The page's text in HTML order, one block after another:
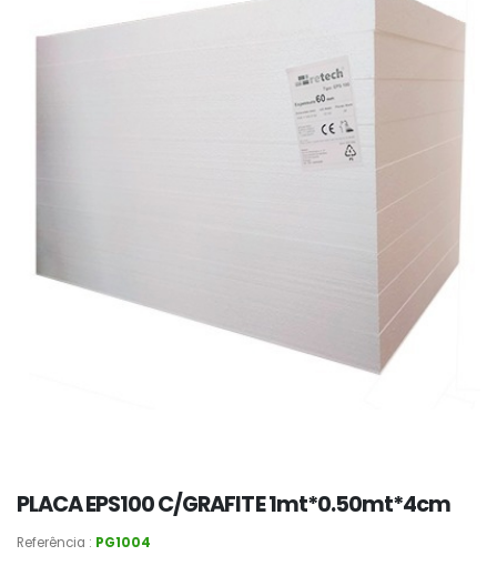
PLACA EPS100 C/GRAFITE 1mt*0.50mt*4cm
Referência : PG1004